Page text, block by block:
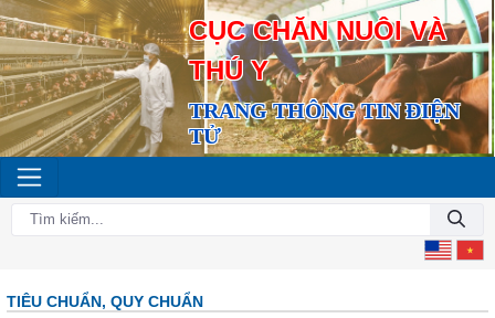
CỤC CHĂN NUÔI VÀ
THÚ Y
TRANG THÔNG TIN ĐIỆN
TỬ
TIÊU CHUẨN, QUY CHUẨN